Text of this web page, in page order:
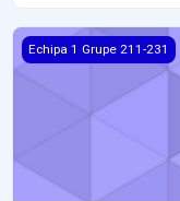
GRUPA 223
Echipa 1 Grupe 211-231